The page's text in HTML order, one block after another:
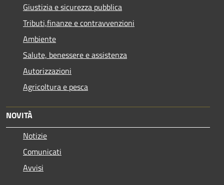
Giustizia e sicurezza pubblica
Tributi,finanze e contravvenzioni
Ambiente
Salute, benessere e assistenza
Autorizzazioni
Agricoltura e pesca
NOVITÀ
Notizie
Comunicati
Avvisi